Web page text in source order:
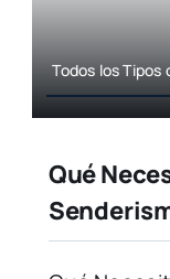
Todos los Tipos
Qué